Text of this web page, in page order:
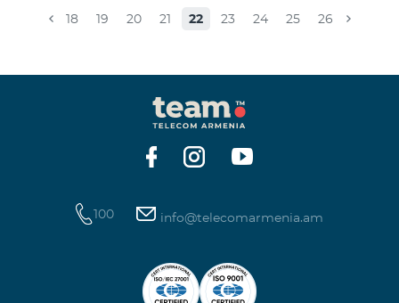
18 19 20 21 22 23 24 25 26
100 info@telecomarmenia.am